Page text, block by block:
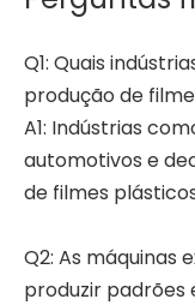
Q1: Quais
produção de
A1: Indústrias
automotivos e
de filmes
Q2: As máquinas
produzir padrões